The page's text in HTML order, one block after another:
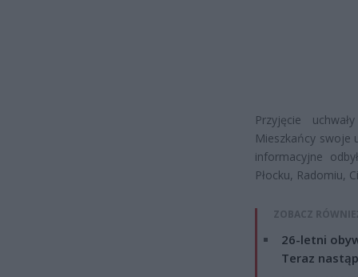
Przyjęcie
Mieszkańcy swoje
informacyjne
Płocku, Radomiu,
ZOBACZ
26-letni
Teraz